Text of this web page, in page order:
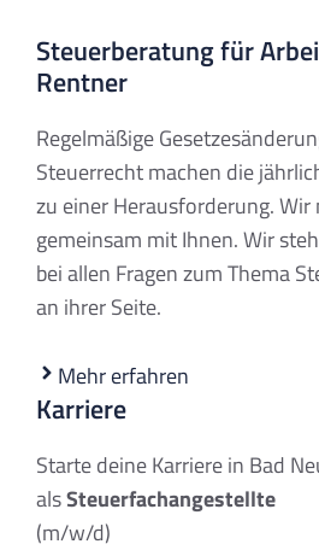
Steuerberatung für
Rentner
Regelmäßige
Steuerrecht machen die
zu einer Herausforderung.
gemeinsam mit Ihnen. Wir
bei allen Fragen zum Thema
an ihrer Seite.
Mehr erfahren
Karriere
Starte deine Karriere in Bad
alsSteuerfachangestellte
(m/w/d)